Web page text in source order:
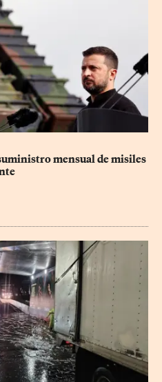
mensual de misiles